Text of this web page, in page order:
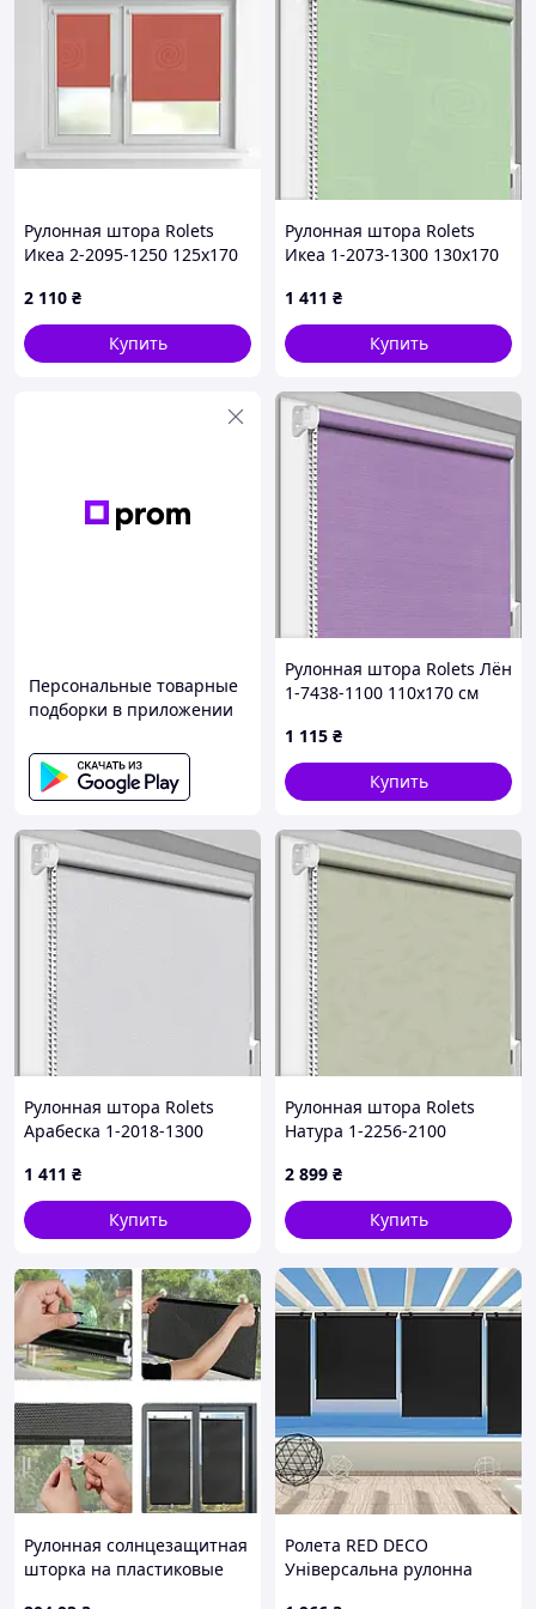
Рулонная штора Rolets
Икеа 2-2095-1250 125x170
красная
2 110 ₴
Купить
Рулонная штора Rolets
Икеа 1-2073-1300 130x170
1 411 ₴
Купить
Персональные товарные
подборки в приложении
Рулонная штора Rolets Лён
1-7438-1100 110x170 см
1 115 ₴
Купить
Рулонная штора Rolets
Арабеска 1-2018-1300
Белая
1 411 ₴
Купить
Рулонная штора Rolets
Натура 1-2256-2100
Серо-бежевая
2 899 ₴
Купить
Рулонная солнцезащитная
шторка на пластиковые
Ролета RED DECO
Універсальна рулонна